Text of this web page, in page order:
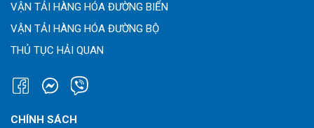
VẬN TẢI HÀNG HÓA ĐƯỜNG BIỂN
VẬN TẢI HÀNG HÓA ĐƯỜNG BỘ
THỦ TỤC HẢI QUAN
CHÍNH SÁCH